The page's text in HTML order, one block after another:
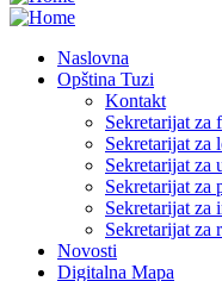
Naslovna
Opština Tuzi
Kontakt
Sekretarijat za
Sekretarijat za
Sekretarijat za
Sekretarijat za
Sekretarijat za
Sekretarijat za
Novosti
Digitalna Mapa